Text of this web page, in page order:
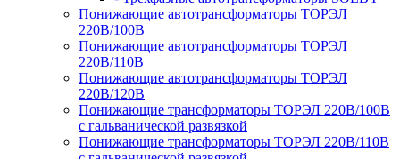
Понижающие автотрансформаторы ТОРЭЛ
220В/100В
Понижающие автотрансформаторы ТОРЭЛ
220В/110В
Понижающие автотрансформаторы ТОРЭЛ
220В/120В
Понижающие трансформаторы ТОРЭЛ 220В/100В
с гальванической развязкой
Понижающие трансформаторы ТОРЭЛ 220В/110В